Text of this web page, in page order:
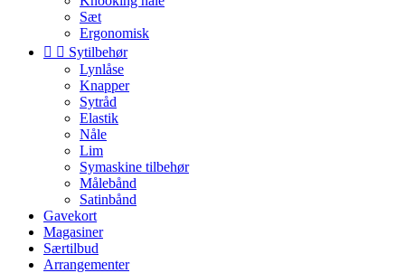
Sæt
Ergonomisk
  Sytilbehør
Lynlåse
Knapper
Sytråd
Elastik
Nåle
Lim
Symaskine tilbehør
Målebånd
Satinbånd
Gavekort
Magasiner
Særtilbud
Arrangementer